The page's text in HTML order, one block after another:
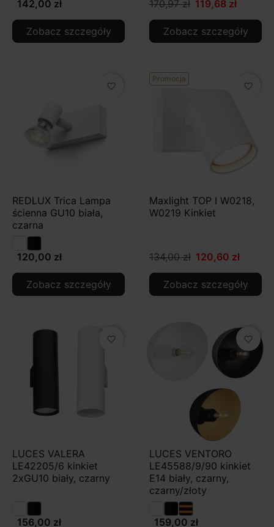
142,00 zł
Zobacz szczegóły
170,97 zł 119,68 zł
Zobacz szczegóły
favorite_border
REDLUX Trica Lampa
ścienna GU10 biała,
czarna
120,00 zł
Zobacz szczegóły
Promocja
favorite_border
Maxlight TOP I W0218,
W0219 Kinkiet
134,00 zł 120,60 zł
Zobacz szczegóły
favorite_border
LUCES VALERA
LE42205/6 kinkiet
2xGU10 biały, czarny
156,00 zł
favorite_border
LUCES VENTORO
LE45588/9/90 kinkiet
E14 biały, czarny,
czarny/złoty
159,00 zł